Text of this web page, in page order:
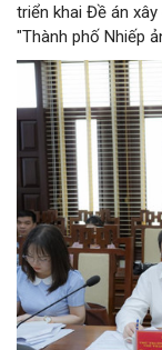
triển khai Đề án
"Thành phố Nhiếp